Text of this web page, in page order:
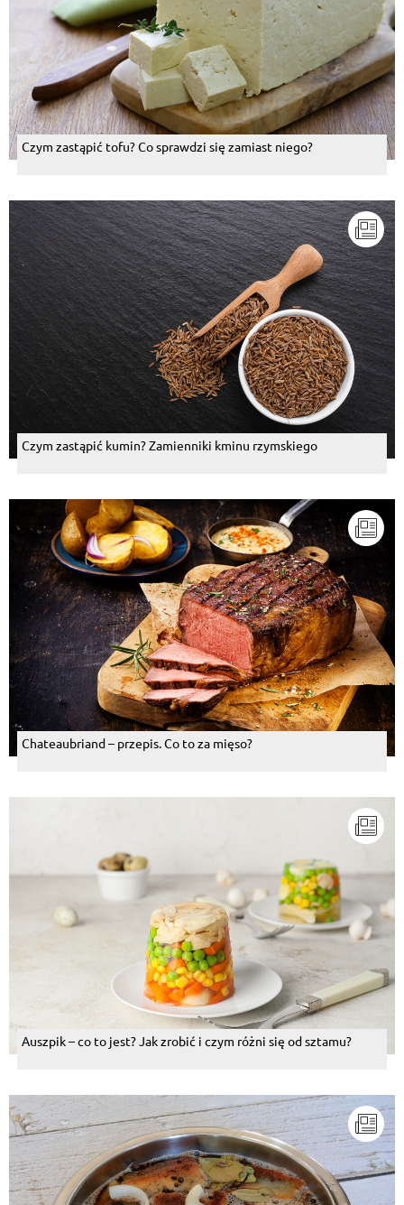
Czym zastąpić tofu? Co sprawdzi się zamiast niego?
Czym zastąpić kumin? Zamienniki kminu rzymskiego
Chateaubriand – przepis. Co to za mięso?
Auszpik – co to jest? Jak zrobić i czym różni się od sztamu?